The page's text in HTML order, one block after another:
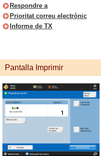
Respondre a
Prioritat correu electrònic
Informe de TX
Pantalla Imprimir